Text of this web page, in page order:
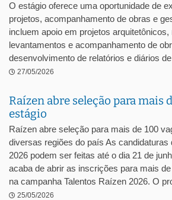
O estágio oferece uma oportunidade de
projetos, acompanhamento de obras e
incluem apoio em projetos arquitetônicos,
levantamentos e acompanhamento de
desenvolvimento de relatórios e diários
27/05/2026
Raízen abre seleção para mais
estágio
Raízen abre seleção para mais de 100
diversas regiões do país As candidaturas
2026 podem ser feitas até o dia 21 de
acaba de abrir as inscrições para mais
na campanha Talentos Raízen 2026. O
25/05/2026